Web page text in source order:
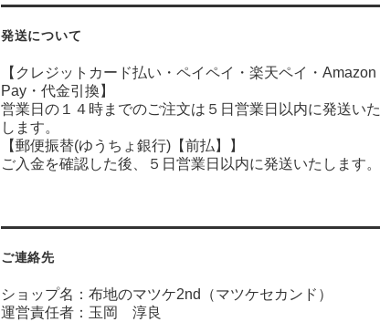
発送について
【クレジットカード払い・ペイペイ・楽天ペイ・ Amazon
Pay・ 代金引換】
営業日の１４時までのご注文は５日営業日以内に発送いた
します。
【郵便振替(ゆうちょ銀行)【前払】】
ご入金を確認した後、５日営業日以内に発送いたします。
ご連絡先
ショップ名：布地のマツケ2nd（マツケセカンド）
運営責任者：玉岡 淳良